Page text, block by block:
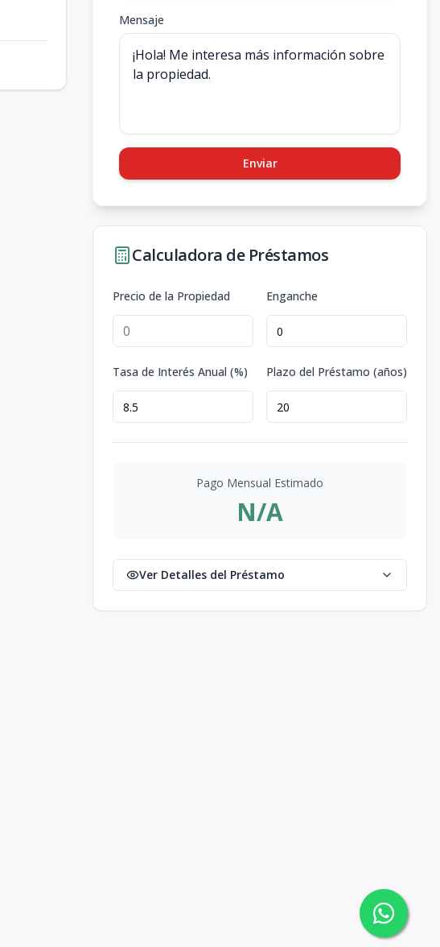
Mensaje
Enviar
Calculadora de Préstamos
Precio de la Propiedad Enganche
Tasa de Interés Anual (%) Plazo del Préstamo (años)
Pago Mensual Estimado
N/A
Ver Detalles del Préstamo